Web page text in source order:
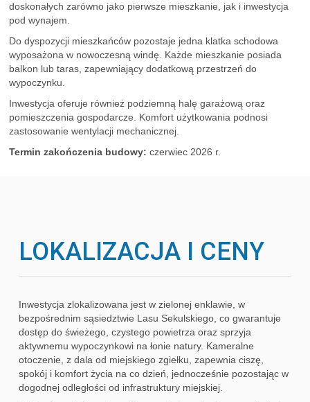
doskonałych zarówno jako pierwsze mieszkanie, jak i inwestycja
pod wynajem.
Do dyspozycji mieszkańców pozostaje jedna klatka schodowa
wyposażona w nowoczesną windę. Każde mieszkanie posiada
balkon lub taras, zapewniający dodatkową przestrzeń do
wypoczynku.
Inwestycja oferuje również podziemną halę garażową oraz
pomieszczenia gospodarcze. Komfort użytkowania podnosi
zastosowanie wentylacji mechanicznej.
Termin zakończenia budowy: czerwiec 2026 r.
LOKALIZACJA I CENY
Inwestycja zlokalizowana jest w zielonej enklawie, w
bezpośrednim sąsiedztwie Lasu Sekulskiego, co gwarantuje
dostęp do świeżego, czystego powietrza oraz sprzyja
aktywnemu wypoczynkowi na łonie natury. Kameralne
otoczenie, z dala od miejskiego zgiełku, zapewnia ciszę,
spokój i komfort życia na co dzień, jednocześnie pozostając w
dogodnej odległości od infrastruktury miejskiej.